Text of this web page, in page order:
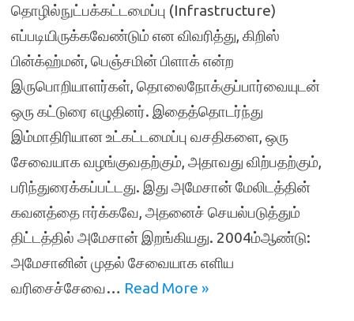
தொழில்நுட்பக்கட்டமைப்பு (Infrastructure)
எப்படியிருக்கவேண்டும் என விவரித்து, கிறிஸ்
பின்க்ஹ்மன், பெஞ்சமின் பிளாக் என்ற
இருபொறியாளர்கள், தொலைநோக்குப்பார்வையுடன்
ஒரு கட்டுரை எழுதினர். இதைத்தொடர்ந்து
இம்மாதிரியான உட்கட்டமைப்பு வசதிகளை, ஒரு
சேவையாக வழங்குவதற்கும், அதாவது விற்பதற்கும்,
பரிந்துரைக்கப்பட்டது. இது அமேசான் மேலிடத்தின்
கவனத்தை ஈர்க்கவே, அதனைச் செயல்படுத்தும்
திட்டத்தில் அமேசான் இறங்கியது. 2004ம்ஆண்டு:
அமேசானின் முதல் சேவையாக எளிய
வரிசைச்சேவை… Read More »